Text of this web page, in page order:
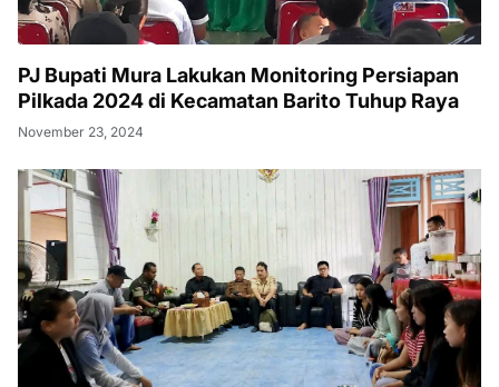
PJ Bupati Mura Lakukan Monitoring Persiapan
Pilkada 2024 di Kecamatan Barito Tuhup Raya
November 23, 2024